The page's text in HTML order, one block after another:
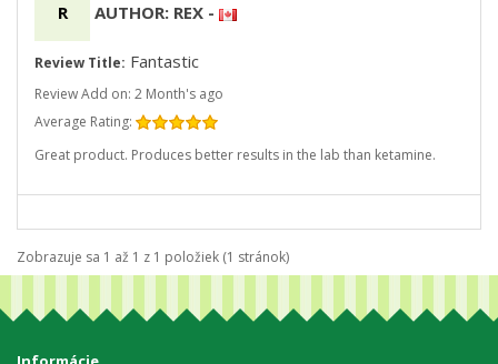
R AUTHOR: REX -
Review Title: Fantastic
Review Add on: 2 Month's ago
Average Rating:
Great product. Produces better results in the lab than ketamine.
Zobrazuje sa 1 až 1 z 1 položiek (1 stránok)